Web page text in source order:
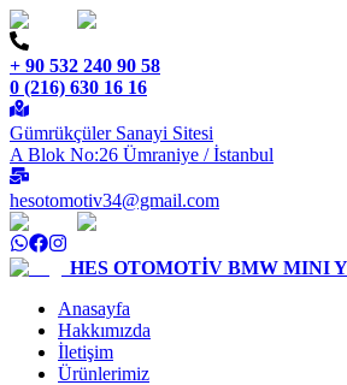
+ 90 532 240 90 58
0 (216) 630 16 16
Gümrükçüler Sanayi Sitesi
A Blok No:26 Ümraniye / İstanbul
hesotomotiv34@gmail.com
HES OTOMOTİV BMW MINI
Anasayfa
Hakkımızda
İletişim
Ürünlerimiz